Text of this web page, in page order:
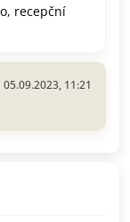
recepční
05.09.2023, 11:21